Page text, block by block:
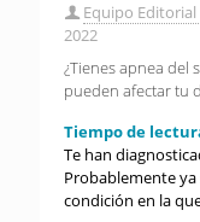
Equipo
2022
¿Tienes apnea del
pueden afectar tu
Tiempo de
Te han
Probablemente ya
condición en la